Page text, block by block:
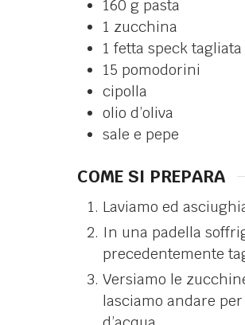
160 g pasta
1 zucchina
1 fetta speck tagliata
15 pomodorini
cipolla
olio d’oliva
sale e pepe
COME SI PREPARA
Laviamo ed
In una padella
precedentemente
Versiamo le
lasciamo andare